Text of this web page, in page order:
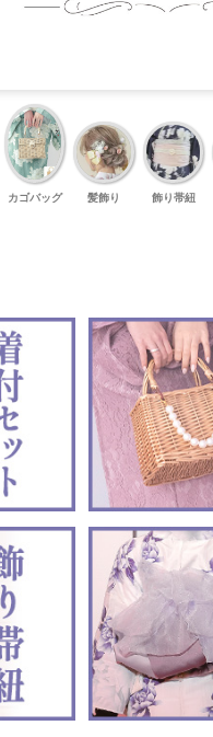
カゴバッグ 髪飾り 飾り帯紐